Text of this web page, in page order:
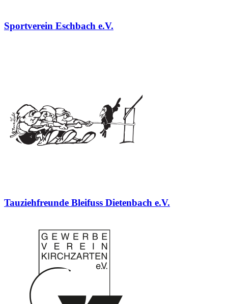
Sportverein Eschbach e.V.
Tauziehfreunde Bleifuss Dietenbach e.V.